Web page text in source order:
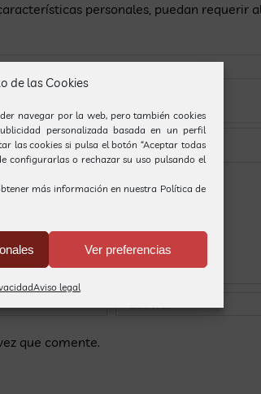
de las Cookies
navegar por la web, pero también cookies
personalizada basada en un perfil
las cookies si pulsa el botón “Aceptar todas
configurarlas o rechazar su uso pulsando el
más información en nuestra Política de
Ver preferencias
Aviso legal
personales, puedan requerir
que comente.